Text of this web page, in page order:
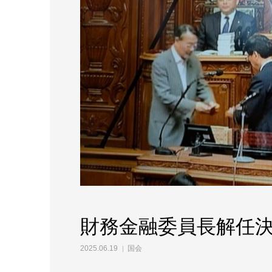
財務金融委員長解任
2025.06.19 国会